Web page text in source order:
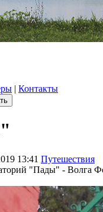
| Контакты
13:41 Путешествия